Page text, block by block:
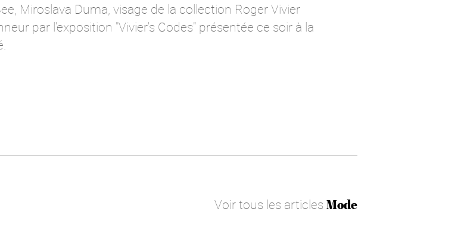
Miroslava Duma, visage de la collection Roger Vivier
par l'exposition "Vivier's Codes" présentée ce soir à la
Voir tous les articles Mode